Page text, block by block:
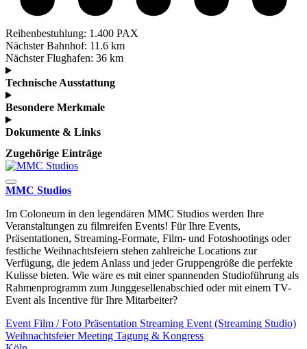
Reihenbestuhlung: 1.400 PAX
Nächster Bahnhof: 11.6 km
Nächster Flughafen: 36 km
Technische Ausstattung
Besondere Merkmale
Dokumente & Links
Zugehörige Einträge
MMC Studios
Im Coloneum in den legendären MMC Studios werden Ihre
Veranstaltungen zu filmreifen Events! Für Ihre Events,
Präsentationen, Streaming-Formate, Film- und Fotoshootings oder
festliche Weihnachtsfeiern stehen zahlreiche Locations zur
Verfügung, die jedem Anlass und jeder Gruppengröße die perfekte
Kulisse bieten. Wie wäre es mit einer spannenden Studioführung als
Rahmenprogramm zum Junggesellenabschied oder mit einem TV-
Event als Incentive für Ihre Mitarbeiter?
Event Film / Foto Präsentation Streaming Event (Streaming Studio)
WeihnachtsfeierMeeting Tagung & Kongress